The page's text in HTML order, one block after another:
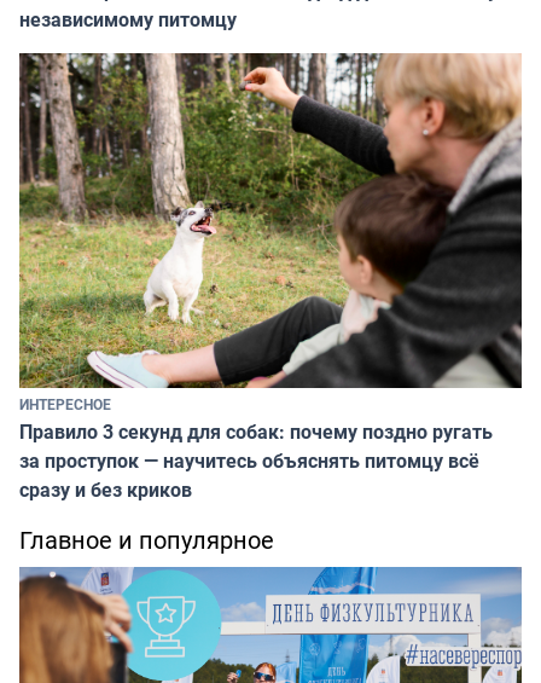
независимому питомцу
ИНТЕРЕСНОЕ
Правило 3 секунд для собак: почему поздно ругать
за проступок — научитесь объяснять питомцу всё
сразу и без криков
Главное и популярное